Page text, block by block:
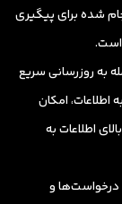
شده برای پیگیری
است.
به روزرسانی سریع
امکان
اطلاعات به
درخواست‌ها و